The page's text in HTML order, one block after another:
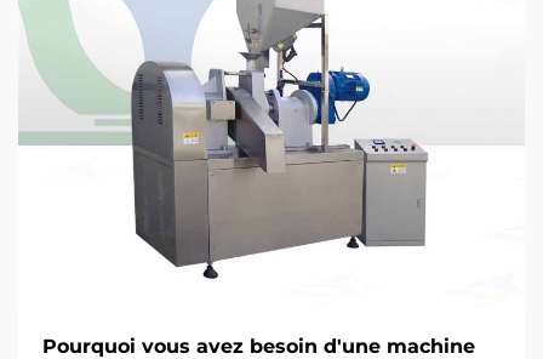
Pourquoi vous avez besoin d'une machine